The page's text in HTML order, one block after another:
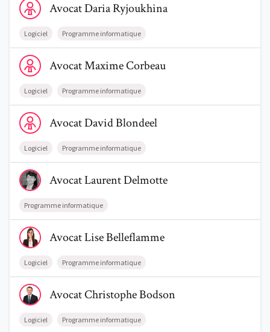
Trouve un avocat
Blog
Qui sommes-nous
AvocatDariaRyjoukhina
Logiciel Programme informatique
Voir le profil de AvocatMaxime Corbeau
AvocatMaximeCorbeau
Logiciel Programme informatique
Voir le profil de AvocatDavid Blondeel
AvocatDavidBlondeel
Logiciel Programme informatique
Voir le profil de AvocatLaurent Delmotte
AvocatLaurentDelmotte
Programme informatique
Voir le profil de AvocatLise Belleflamme
AvocatLiseBelleflamme
Logiciel Programme informatique
Voir le profil de AvocatChristophe Bodson
AvocatChristopheBodson
Logiciel Programme informatique